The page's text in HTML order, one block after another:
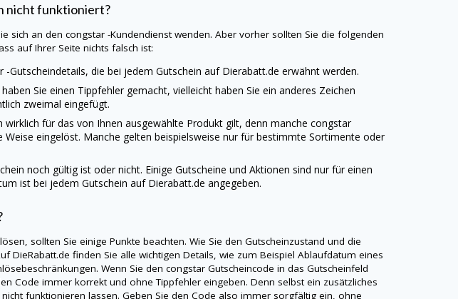
nicht funktioniert?
sich an den congstar -Kundendienst wenden. Aber vorher sollten Sie die folgenden
auf Ihrer Seite nichts falsch ist:
-Gutscheindetails, die bei jedem Gutschein auf Dierabatt.de erwähnt werden.
Sie einen Tippfehler gemacht, vielleicht haben Sie ein anderes Zeichen
zweimal eingefügt.
wirklich für das von Ihnen ausgewählte Produkt gilt, denn manchecongstar
eingelöst. Manche gelten beispielsweise nur für bestimmte Sortimente oder
noch gültig ist oder nicht. Einige Gutscheine und Aktionen sind nur für einen
ist bei jedem Gutschein auf Dierabatt.de angegeben.
sollten Sie einige Punkte beachten. Wie Sie den Gutscheinzustand und die
DieRabatt.de finden Sie alle wichtigen Details, wie zum Beispiel Ablaufdatum eines
Wenn Sie dencongstar Gutscheincode in das Gutscheinfeld
Code immer korrekt und ohne Tippfehler eingeben. Denn selbst ein zusätzliches
funktionieren lassen. Geben Sie den Code also immer sorgfältig ein, ohne